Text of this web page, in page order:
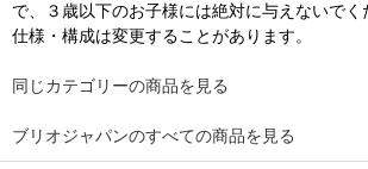
で、３歳以下のお子様には絶対に与えないでく
仕様・構成は変更することがあります。
同じカテゴリーの商品を見る
ブリオジャパンのすべての商品を見る